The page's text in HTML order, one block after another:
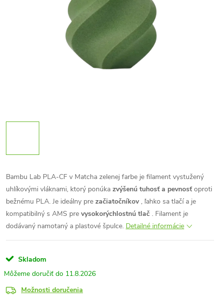
Bambu Lab PLA-CF v Matcha zelenej farbe je filament vystužený
uhlíkovými vláknami, ktorý ponúka zvýšenú tuhosť a pevnosť oproti
bežnému PLA. Je ideálny pre začiatočníkov , ľahko sa tlačí a je
kompatibilný s AMS pre vysokorýchlostnú tlač . Filament je
dodávaný namotaný a plastové špulce. Detailné informácie
Skladom
11.8.2026
Možnosti doručenia